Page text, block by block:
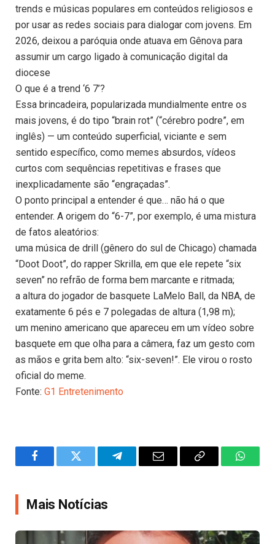
trends e músicas populares em conteúdos religiosos e
por usar as redes sociais para dialogar com jovens. Em
2026, deixou a paróquia onde atuava em Gênova para
assumir um cargo ligado à comunicação digital da
diocese
O que é a trend ‘6 7’?
Essa brincadeira, popularizada mundialmente entre os
mais jovens, é do tipo “brain rot” (“cérebro podre”, em
inglês) — um conteúdo superficial, viciante e sem
sentido específico, como memes absurdos, vídeos
curtos com sequências repetitivas e frases que
inexplicadamente são “engraçadas”.
O ponto principal a entender é que… não há o que
entender. A origem do “6-7”, por exemplo, é uma mistura
de fatos aleatórios:
uma música de drill (gênero do sul de Chicago) chamada
“Doot Doot”, do rapper Skrilla, em que ele repete “six
seven” no refrão de forma bem marcante e ritmada;
a altura do jogador de basquete LaMelo Ball, da NBA, de
exatamente 6 pés e 7 polegadas de altura (1,98 m);
um menino americano que apareceu em um vídeo sobre
basquete em que olha para a câmera, faz um gesto com
as mãos e grita bem alto: “six-seven!”. Ele virou o rosto
oficial do meme.
Fonte: G1 Entretenimento
FacebookTwitter TelegramEmail
Copy
Mais Notícias